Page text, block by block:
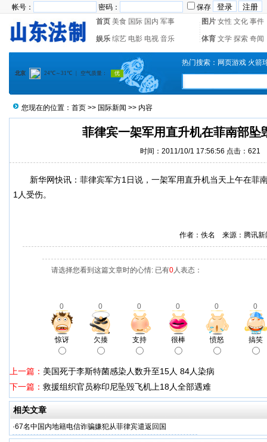
帐号： 密码：
保存
首页 美食 国际 国内 军事 图片 女性 文化 事件
娱乐 综艺 电影 电视 音乐 体育 文学 探索 奇闻
热门搜索： 网页游戏 火箭
您现在的位置： 首页 >> 国际新闻 >> 内容
菲律宾一架军用直升机在菲南部坠
时间：2011/10/1 17:56:56 点击： 621
新华网快讯：菲律宾军方1日说，一架军用直升机当天上午在菲
1人受伤。
作者：佚名 来源：腾讯
请选择您看到这篇文章时的心情: 已有0人表态：
0 0 0 0 0 0
惊讶 欠揍 支持 很棒 愤怒 搞笑
上一篇： 美国死于李斯特菌感染人数升至15人 84人染病
下一篇： 救援组织官员称印尼坠毁飞机上18人全部遇难
相关文章
·67名中国内地籍电信诈骗嫌犯从菲律宾遣返回国